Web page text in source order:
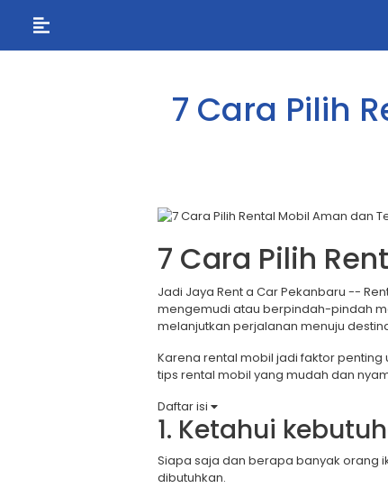
7 Cara Pilih
7 Cara Pilih
Jadi Jaya Rent a Car Pekanbaru --
mengemudi atau berpindah-pindah
melanjutkan perjalanan menuju
Karena rental mobil jadi faktor
tips rental mobil yang mudah dan
Daftar isi
1. Ketahui
Siapa saja dan berapa banyak orang
dibutuhkan.